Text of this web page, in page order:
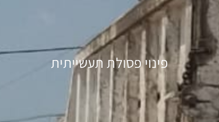
פינוי פסולת תעשייתית